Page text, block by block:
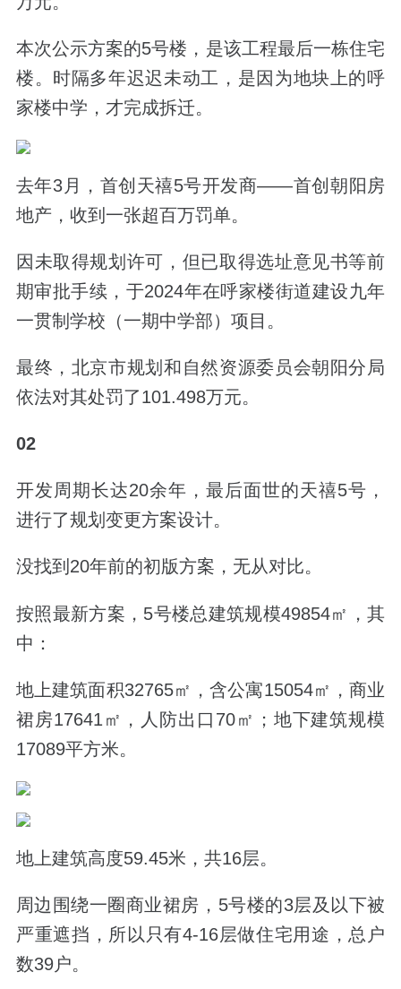
本次公示方案的5号楼，是该工程最后一栋住宅
楼。时隔多年迟迟未动工，是因为地块上的呼
家楼中学，才完成拆迁。
去年3月，首创天禧5号开发商——首创朝阳房
地产，收到一张超百万罚单。
因未取得规划许可，但已取得选址意见书等前
期审批手续，于2024年在呼家楼街道建设九年
一贯制学校（一期中学部）项目。
最终，北京市规划和自然资源委员会朝阳分局
依法对其处罚了101.498万元。
02
开发周期长达20余年，最后面世的天禧5号，
进行了规划变更方案设计。
没找到20年前的初版方案，无从对比。
按照最新方案，5号楼总建筑规模49854㎡，其
中：
地上建筑面积32765㎡，含公寓15054㎡，商业
裙房17641㎡，人防出口70㎡；地下建筑规模
17089平方米。
地上建筑高度59.45米，共16层。
周边围绕一圈商业裙房，5号楼的3层及以下被
严重遮挡，所以只有4-16层做住宅用途，总户
数39户。